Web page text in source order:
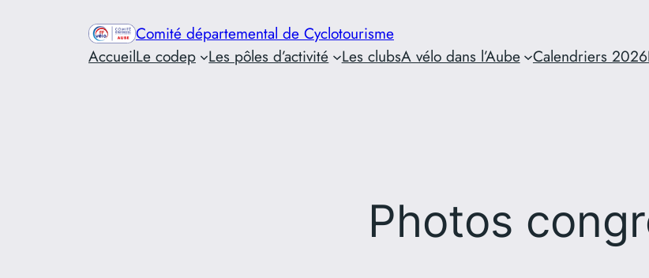
Comité départemental de Cyclotourisme
AccueilLe codep Les pôles d’activité Les clubsA vélo dans l’Aube Calendriers 2026
Photos